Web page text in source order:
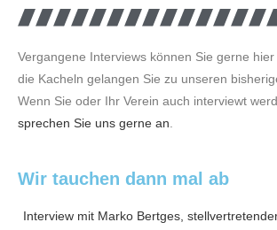
Vergangene Interviews können Sie gerne
die Kacheln gelangen Sie zu unseren
Wenn Sie oder Ihr Verein auch interviewt
sprechen Sie uns gerne an
Wir tauchen dann mal ab
Interview mit Marko Bertges,